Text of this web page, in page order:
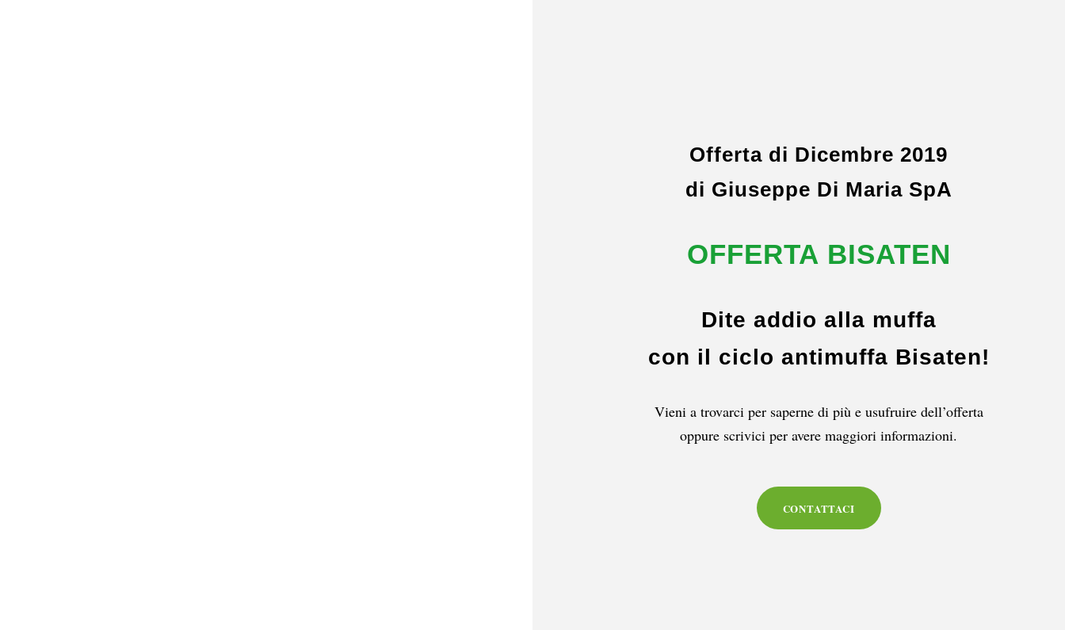
Offerta di Dicembre 2019
di Giuseppe Di Maria SpA
OFFERTA BISATEN
Dite addio alla muffa
con il ciclo antimuffa Bisaten!
Vieni a trovarciper saperne di più e usufruire dell’offerta
oppure scrivici per avere maggiori informazioni.
CONTATTACI